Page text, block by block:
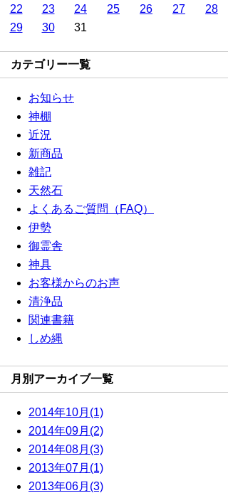
22
23 24 25 26 27
28
29
30 31
カテゴリー一覧
お知らせ
神棚
近況
新商品
雑記
天然石
よくあるご質問（FAQ）
伊勢
御霊舎
神具
お客様からのお声
清浄品
関連書籍
しめ縄
月別アーカイブ一覧
2014年10月(1)
2014年09月(2)
2014年08月(3)
2013年07月(1)
2013年06月(3)